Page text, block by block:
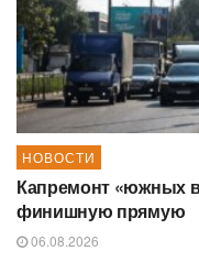
НОВОСТИ
Капремонт «южных
финишную прямую
06.08.2026